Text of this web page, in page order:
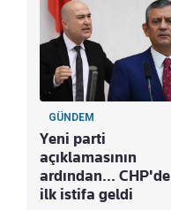
GÜNDEM
Yeni parti
açıklamasının
ardından... CHP'de
ilk istifa geldi